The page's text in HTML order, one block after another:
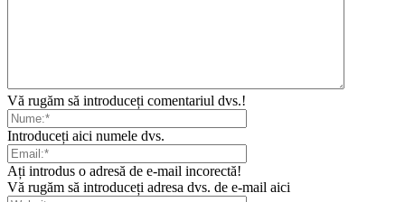
Vă rugăm să introduceți comentariul dvs.!
Introduceți aici numele dvs.
Ați introdus o adresă de e-mail incorectă!
Vă rugăm să introduceți adresa dvs. de e-mail aici